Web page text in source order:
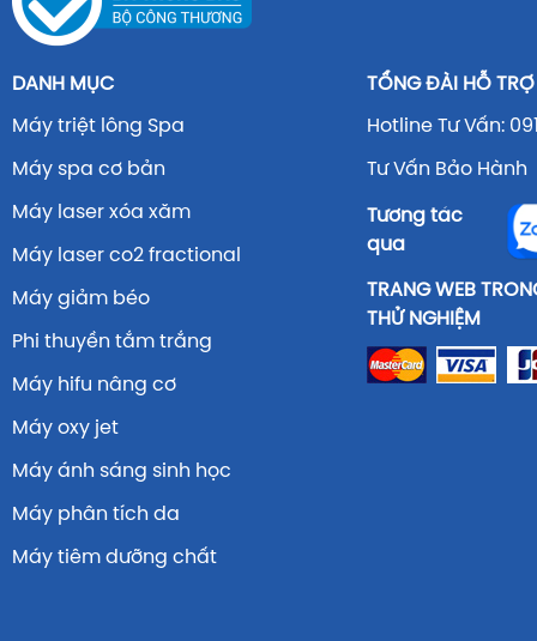
DANH MỤC
Máy triệt lông Spa
Máy spa cơ bản
Máy laser xóa xăm
Máy laser co2 fractional
Máy giảm béo
Phi thuyền tắm trắng
Máy hifu nâng cơ
Máy oxy jet
Máy ánh sáng sinh học
Máy phân tích da
Máy tiêm dưỡng chất
TỔNG ĐÀI HỖ TRỢ
Hotline Tư Vấn:
Tư Vấn Bảo Hành
Tương tác
qua
TRANG WEB
THỬ NGHIỆM